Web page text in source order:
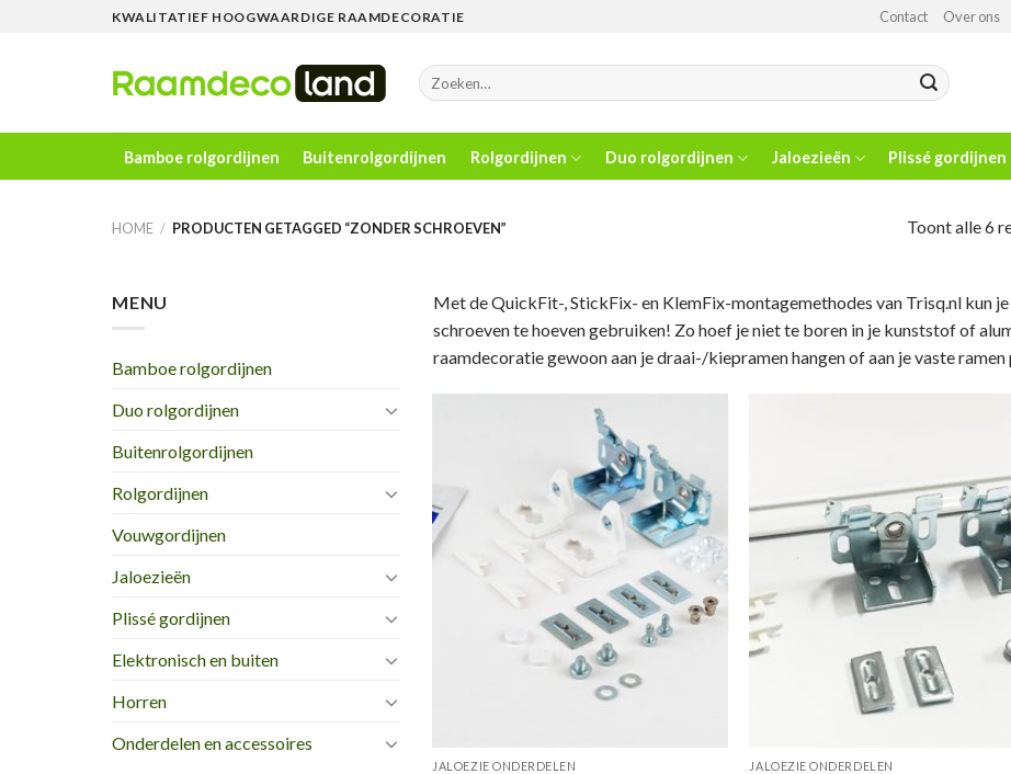
KWALITATIEF HOOGWAARDIGE RAAMDECORATIE Contact Over ons
Zoeken
naar:
Bamboe rolgordijnen Buitenrolgordijnen Rolgordijnen Duo rolgordijnen Jaloezieën Plissé gordijnen
HOME / PRODUCTEN GETAGGED “ZONDER SCHROEVEN” Toont alle 6
MENU
Bamboe rolgordijnen
Duo rolgordijnen
Buitenrolgordijnen
Rolgordijnen
Vouwgordijnen
Jaloezieën
Plissé gordijnen
Elektronisch en buiten
Horren
Onderdelen en accessoires
Met de QuickFit-, StickFix- en KlemFix-montagemethodes van Trisq.nl kun
schroeven te hoeven gebruiken! Zo hoef je niet te boren in je kunststof of
raamdecoratie gewoon aan je draai-/kiepramen hangen of aan je vaste ramen
Toevoegen
aan
wenslijst
JALOEZIE ONDERDELEN JALOEZIE ONDERDELEN